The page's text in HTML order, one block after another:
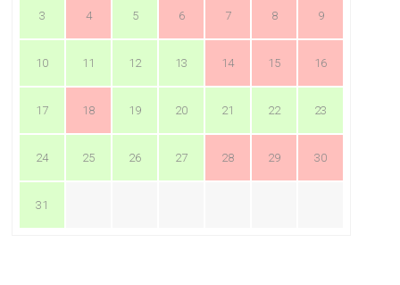
3 4 5 6 7 8 9
10 11 12 13 14 15 16
17 18 19 20 21 22 23
24 25 26 27 28 29 30
31